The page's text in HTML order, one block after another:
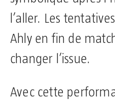
l’aller. Les
Ahly en fin de
changer l’issue.
Avec cette